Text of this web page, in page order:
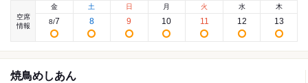
空席
情報
金
8/7
土
8
日
9
月
10
火
11
水
12
木
13
焼鳥めしあん